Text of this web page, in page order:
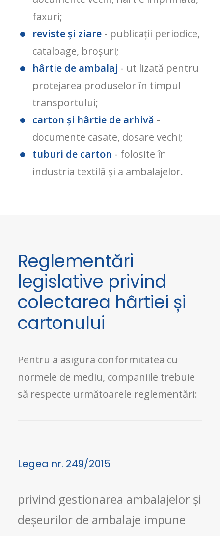
faxuri;
reviste și ziare - publicații periodice,
cataloage, broșuri;
hârtie de ambalaj - utilizată pentru
protejarea produselor în timpul
transportului;
carton și hârtie de arhivă -
documente casate, dosare vechi;
tuburi de carton - folosite în
industria textilă și a ambalajelor.
Reglementări
legislative privind
colectarea hârtiei și
cartonului
Pentru a asigura conformitatea cu
normele de mediu, companiile trebuie
să respecte următoarele reglementări:
Legea nr. 249/2015
privind gestionarea ambalajelor și
deșeurilor de ambalaje impune